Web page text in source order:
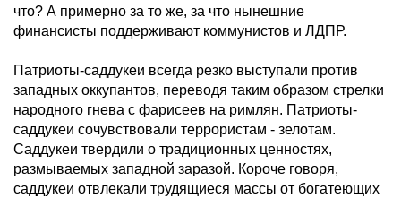
что? А примерно за то же, за что нынешние
финансисты поддерживают коммунистов и ЛДПР.
Патриоты-саддукеи всегда резко выступали против
западных оккупантов, переводя таким образом стрелки
народного гнева с фарисеев на римлян. Патриоты-
саддукеи сочувствовали террористам - зелотам.
Саддукеи твердили о традиционных ценностях,
размываемых западной заразой. Короче говоря,
саддукеи отвлекали трудящиеся массы от богатеющих